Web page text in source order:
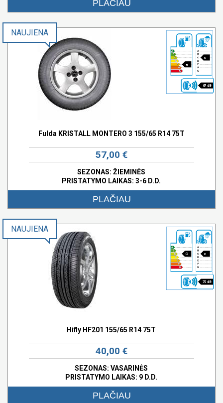
PLAČIAU
e
c
67 dB
NAUJIENA
Fulda KRISTALL MONTERO 3 155/65 R14 75T
57,00 €
SEZONAS: ŽIEMINĖS
PRISTATYMO LAIKAS: 3-6 D.D.
PLAČIAU
C c
70 dB
NAUJIENA
Hifly HF201 155/65 R14 75T
40,00 €
SEZONAS: VASARINĖS
PRISTATYMO LAIKAS: 9 D.D.
PLAČIAU